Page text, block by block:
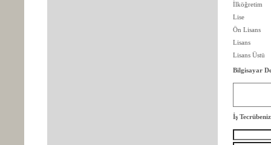
İlköğretim
Lise
Ön Lisans
Lisans
Lisans Üstü
Bilgisayar
İş Tecrübeniz